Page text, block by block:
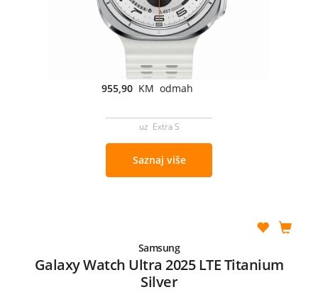
955,90 KM odmah
uz Extra S
Saznaj više
Samsung
Galaxy Watch Ultra 2025 LTE Titanium
Silver